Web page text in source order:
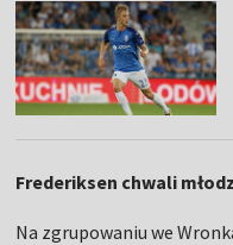
Frederiksen chwali
Na zgrupowaniu we